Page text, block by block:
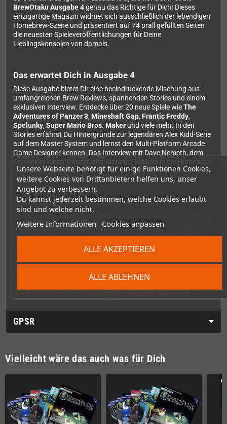
Unsere Webseite benötigt für einige Funktionen Cookies,
weitere Cookies von Drittanbietern helfen uns, unser
Angebot zu verbessern.
Du kannst jederzeit bestimmen, welche Cookies erlaubt
sind und welche nicht.
Weitere Informationen Cookies anpassen
ALLE ABLEHNEN
ALLE AKZEPTIEREN
BrewOtaku Ausgabe 4genau das Richtige für Dich! Dieses
einzigartige Magazin widmet sich ausschließlich der lebendigen
Homebrew-Szene und präsentiert auf 74 prall gefüllten Seiten
die neuesten Spieleveröffentlichungen für Deine
Lieblingskonsolen von damals.
Das erwartet Dich in Ausgabe 4
Diese Ausgabe bietet Dir eine beeindruckende Mischung aus
umfangreichen Brew Reviews, spannenden Stories und einem
exklusiven Interview. Entdecke über 20 neue Spiele wieThe
Adventures of Panzer 3, Mineshaft Gap, Frantic Freddy,
Spelunky, Super Mario Bros. Maker und viele mehr. In den
Stories erfährst Du Hintergründe zur legendären Alex Kidd-Serie
auf dem Master System und lernst den Multi-Platform Arcade
Game Designer kennen. Das Interview mit Dave Nemeth, dem
Entwicklung.
Printqualität trifft digitale Flexibilität
gedrucktes Magazin zum Durchblättern und Sammeln, sondern
auch diedigitale PDF-Versiongratis dazu. So kannst Du die
genießen. Das komplette Magazin ist in englischer Sprache
verfasst und richtet sich an alle, die die moderne Retro-Gaming-
https://www.brewotaku.com
GPSR
Vielleicht wäre das auch was für Dich